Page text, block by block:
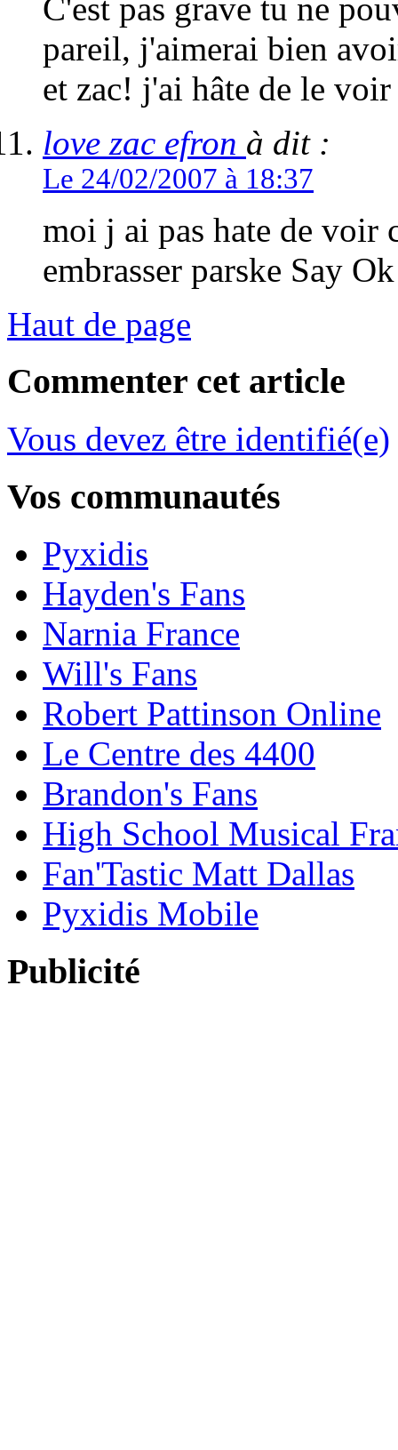
C'est pas grave tu ne
pareil, j'aimerai bien
et zac! j'ai hâte de le
love zac efron à dit :
Le 24/02/2007 à 18:37
moi j ai pas hate de voir
embrasser parske Say
Haut de page
Commenter cet article
Vous devez être identifié(e)
Vos communautés
Pyxidis
Hayden's Fans
Narnia France
Will's Fans
Robert Pattinson Online
Le Centre des 4400
Brandon's Fans
High School Musical
Fan'Tastic Matt Dallas
Pyxidis Mobile
Publicité